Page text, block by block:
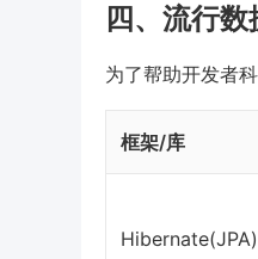
四、流行
为了帮助开发者
框架/库
Hibernate(JPA)